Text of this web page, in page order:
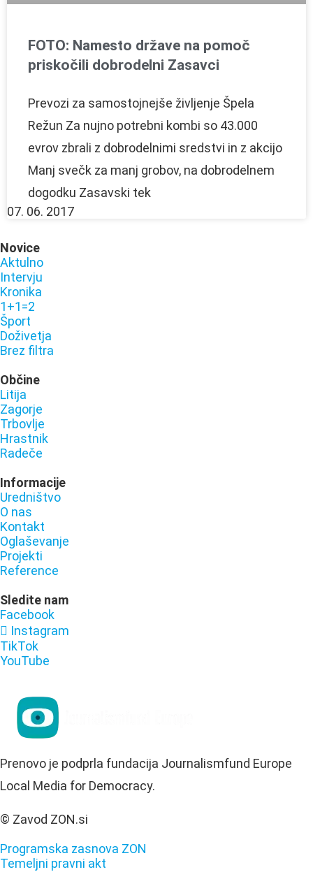
FOTO: Namesto države na pomoč
priskočili dobrodelni Zasavci
Prevozi za samostojnejše življenje Špela
Režun Za nujno potrebni kombi so 43.000
evrov zbrali z dobrodelnimi sredstvi in z akcijo
Manj svečk za manj grobov, na dobrodelnem
dogodku Zasavski tek
07. 06. 2017
Novice
Aktulno
Intervju
Kronika
1+1=2
Šport
Doživetja
Brez filtra
Občine
Litija
Zagorje
Trbovlje
Hrastnik
Radeče
Informacije
Uredništvo
O nas
Kontakt
Oglaševanje
Projekti
Reference
Sledite nam
Facebook
Instagram
TikTok
YouTube
Prenovo je podprla fundacija Journalismfund Europe
Local Media for Democracy.
© Zavod ZON.si
Programska zasnova ZON
Temeljni pravni akt